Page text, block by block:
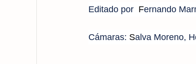
Editado por Fernando
Cámaras: Salva Moreno,